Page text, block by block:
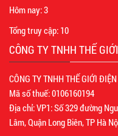
Hôm nay:3
Tổng truy cập: 10
CÔNG TY TNHH THẾ
CÔNG TY TNHH THẾ GIỚI
Mã số thuế: 0106160194
Địa chỉ: VP1: Số 329 đường
Lâm, Quận Long Biên, TP Hà